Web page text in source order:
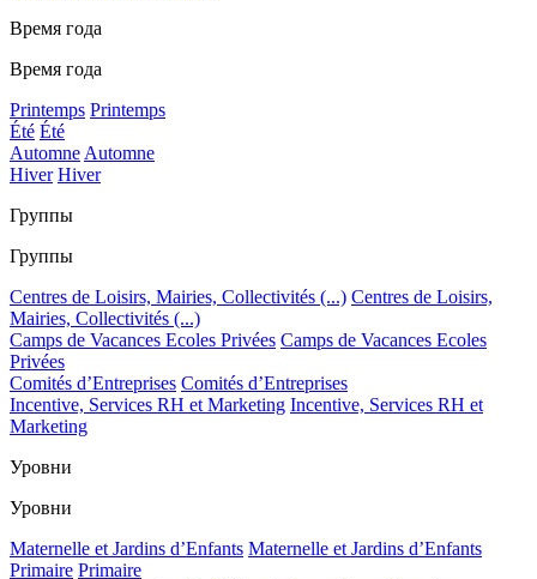
Время года
Время года
Printemps Printemps
Été Été
AutomneAutomne
Hiver Hiver
Группы
Группы
Centres de Loisirs, Mairies, Collectivités (...) Centres de Loisirs,
Mairies, Collectivités (...)
Camps de Vacances Ecoles Privées Camps de Vacances Ecoles
Privées
Comités d’Entreprises Comités d’Entreprises
Incentive, Services RH et Marketing Incentive, Services RH et
Marketing
Уровни
Уровни
Maternelle et Jardins d’Enfants Maternelle et Jardins d’Enfants
Primaire Primaire